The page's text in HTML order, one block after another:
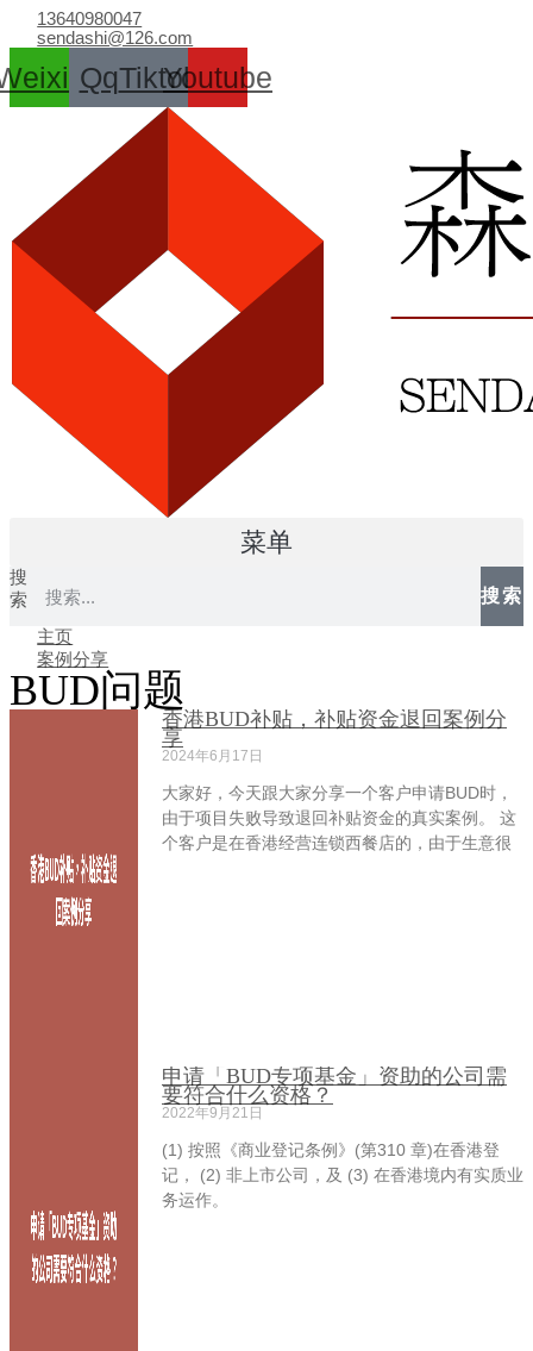
容
13640980047
sendashi@126.com
QqTiktokYoutube
菜单
搜
索
搜索
主页
案例分享
BUD问题
香港BUD补贴，补贴资金退回案例分
享
2024年6月17日
大家好，今天跟大家分享一个客户申请BUD时，
由于项目失败导致退回补贴资金的真实案例。 这
个客户是在香港经营连锁西餐店的，由于生意很
申请「BUD专项基金」资助的公司需
要符合什么资格？
2022年9月21日
(1) 按照《商业登记条例》(第310 章)在香港登
记， (2) 非上市公司，及 (3) 在香港境内有实质业
务运作。